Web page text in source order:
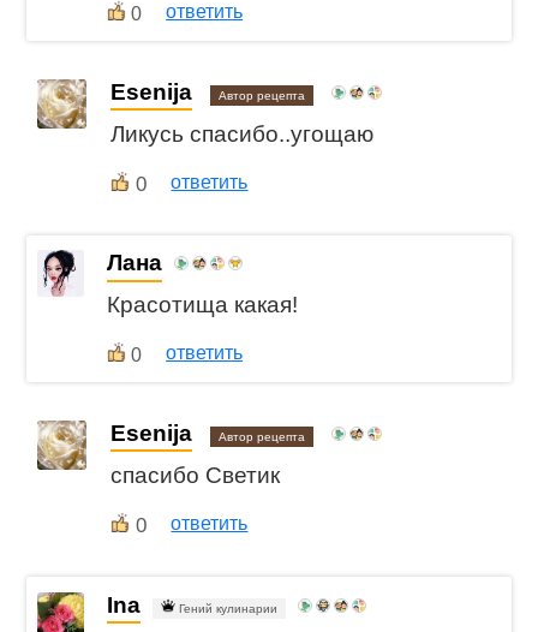
0 ответить
Esenija Автор рецепта
Ликусь спасибо..угощаю
0 ответить
Лана
Красотища какая!
0 ответить
Esenija Автор рецепта
спасибo Светик
0 ответить
Ina Гений кулинарии